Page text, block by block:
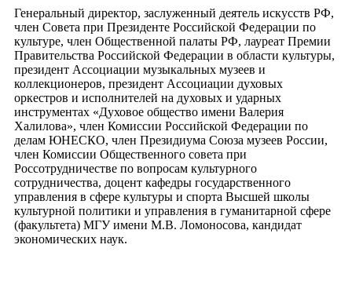
Генеральный директор, заслуженный деятель искусств РФ,
член Совета при Президенте Российской Федерации по
культуре, член Общественной палаты РФ, лауреат Премии
Правительства Российской Федерации в области культуры,
президент Ассоциации музыкальных музеев и
коллекционеров, президент Ассоциации духовых
оркестров и исполнителей на духовых и ударных
инструментах «Духовое общество имени Валерия
Халилова», член Комиссии Российской Федерации по
делам ЮНЕСКО, член Президиума Союза музеев России,
член Комиссии Общественного совета при
Россотрудничестве по вопросам культурного
сотрудничества, доцент кафедры государственного
управления в сфере культуры и спорта Высшей школы
культурной политики и управления в гуманитарной сфере
(факультета) МГУ имени М.В. Ломоносова, кандидат
экономических наук.